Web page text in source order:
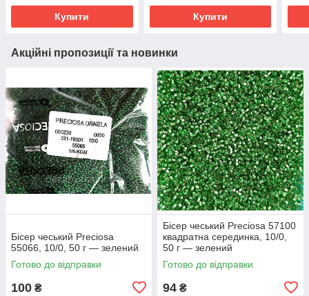
Купити Купити
Акційні пропозиції та новинки
Бісер чеський Preciosa
55066, 10/0, 50 г — зелений
Готово до відправки
100 ₴
Бісер чеський Preciosa 57100
квадратна серединка, 10/0,
50 г — зелений
Готово до відправки
94 ₴